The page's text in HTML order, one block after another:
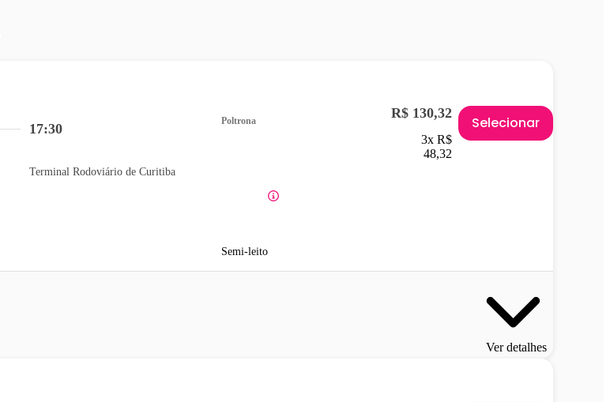
17:30
Terminal Rodoviário de Curitiba
Poltrona
Semi-leito
R$ 130,32
3x R$
48,32
Selecionar
Ver detalhes